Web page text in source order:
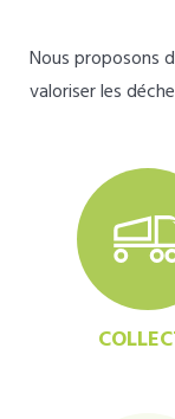
Nous proposons
valoriser les